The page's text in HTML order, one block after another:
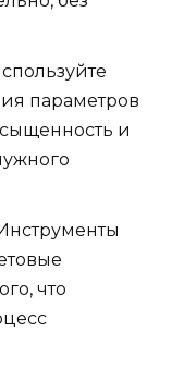
параметров
и
что